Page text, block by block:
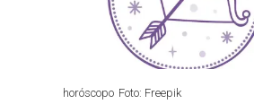
horóscopo Foto: Freepik